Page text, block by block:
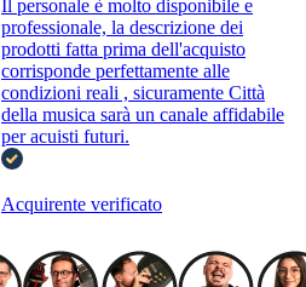
Il personale è molto disponibile e
professionale, la descrizione dei
prodotti fatta prima dell'acquisto
corrisponde perfettamente alle
condizioni reali , sicuramente Città
della musica sarà un canale affidabile
per acuisti futuri.
Acquirente verificato